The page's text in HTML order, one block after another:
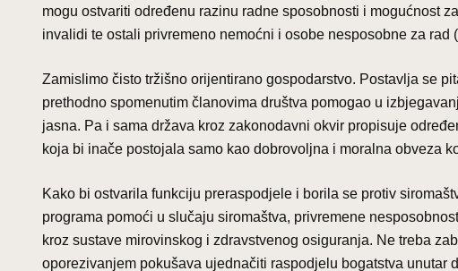
mogu ostvariti određenu razinu radne sposobnosti i mogućnost
invalidi te ostali privremeno nemoćni i osobe nesposobne za rad
Zamislimo čisto tržišno orijentirano gospodarstvo. Postavlja se
prethodno spomenutim članovima društva pomogao u
jasna. Pa i sama država kroz zakonodavni okvir propisuje
koja bi inače postojala samo kao dobrovoljna i moralna obveza
Kako bi ostvarila funkciju preraspodjele i borila se protiv
programa pomoći u slučaju siromaštva, privremene
kroz sustave mirovinskog i zdravstvenog osiguranja. Ne treba
oporezivanjem pokušava ujednačiti raspodjelu bogatstva unutar